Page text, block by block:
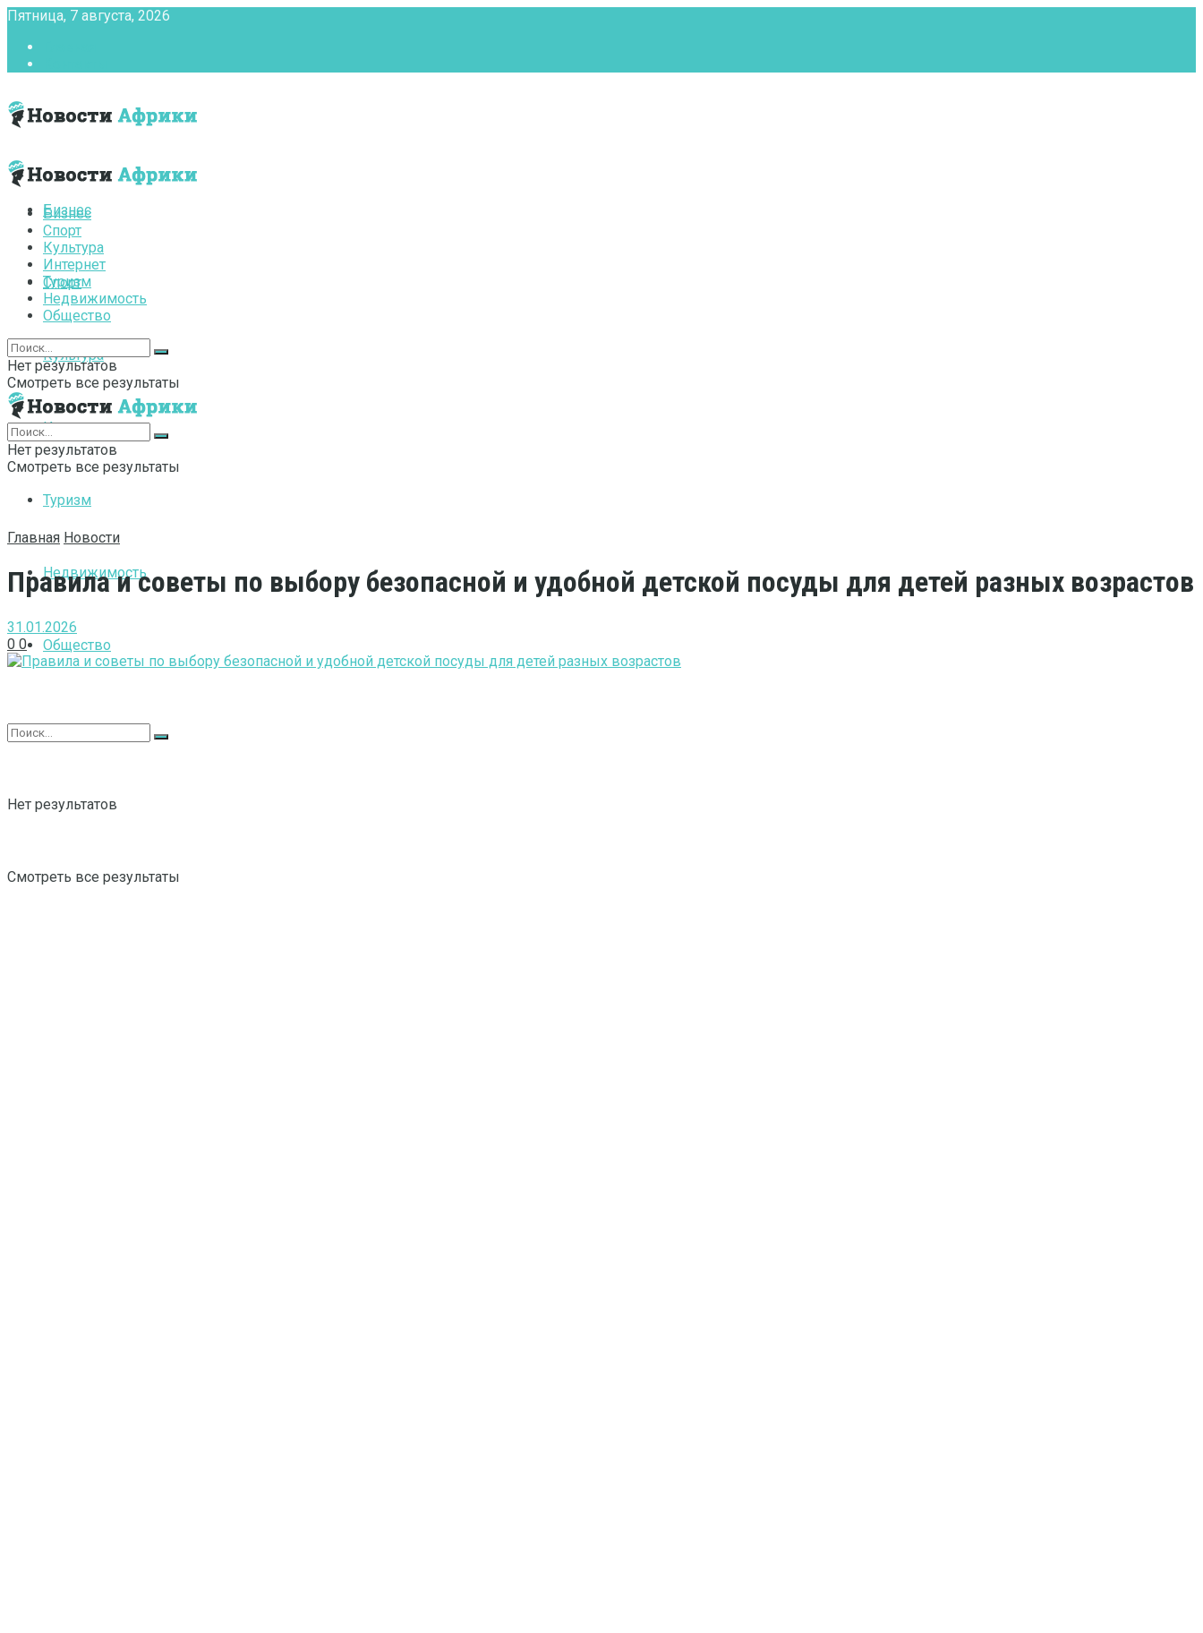
Пятница, 7 августа, 2026
Бизнес
Спорт
Культура
Интернет
Туризм
Недвижимость
Общество
Нет результатов
Смотреть все результаты
Бизнес
Спорт
Культура
Интернет
Туризм
Недвижимость
Общество
Нет результатов
Смотреть все результаты
Нет результатов
Смотреть все результаты
Главная Новости
Правила и советы по выбору безопасной и удобной детской посуды для детей разных возрастов
31.01.2026
0 0